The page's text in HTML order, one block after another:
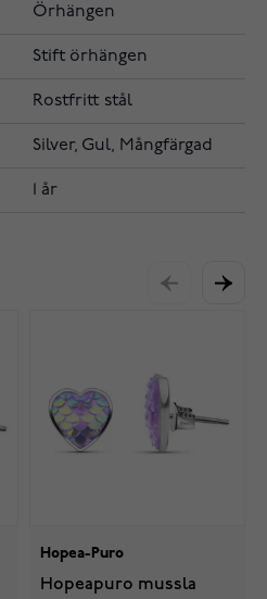
Örhängen
Stift örhängen
Rostfritt stål
Silver, Gul, Mångfärgad
1 år
Hopea-Puro
Hopeapuro mussla